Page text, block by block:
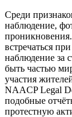
Среди
наблюдение,
встречаться
наблюдение за
быть частью
участия
NAACP Legal
подобные
протестную